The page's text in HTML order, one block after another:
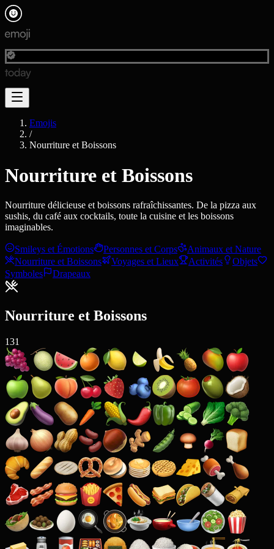
Emojis
/
Nourriture et Boissons
Nourriture et Boissons
Nourriture délicieuse et boissons rafraîchissantes. De la pizza aux
sushis, du café aux cocktails, toute la cuisine et les boissons
imaginables.
Smileys et Émotions Personnes et Corps
Animaux et Nature
Nourriture et Boissons
Voyages et Lieux Activités
Objets
Symboles
Drapeaux
Nourriture et Boissons
131